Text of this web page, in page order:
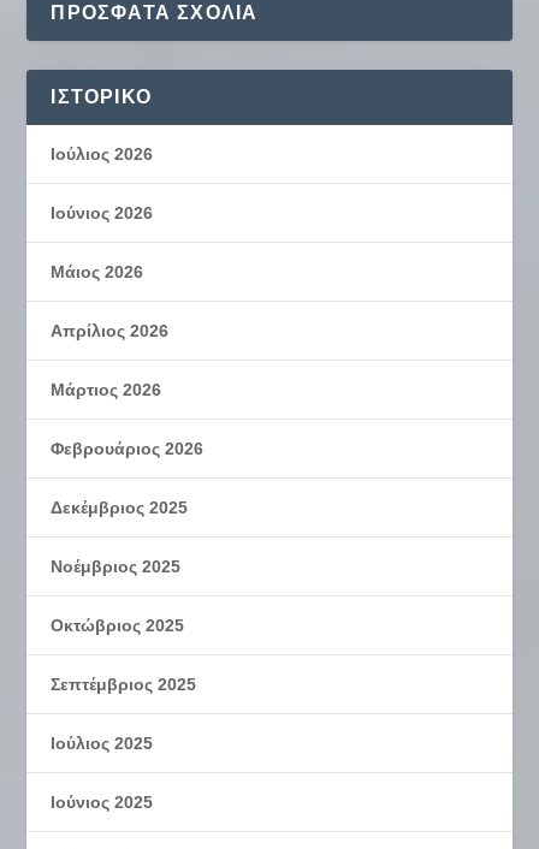
ΠΡΌΣΦΑΤΑ ΣΧΌΛΙΑ
ΙΣΤΟΡΙΚΌ
Ιούλιος 2026
Ιούνιος 2026
Μάιος 2026
Απρίλιος 2026
Μάρτιος 2026
Φεβρουάριος 2026
Δεκέμβριος 2025
Νοέμβριος 2025
Οκτώβριος 2025
Σεπτέμβριος 2025
Ιούλιος 2025
Ιούνιος 2025